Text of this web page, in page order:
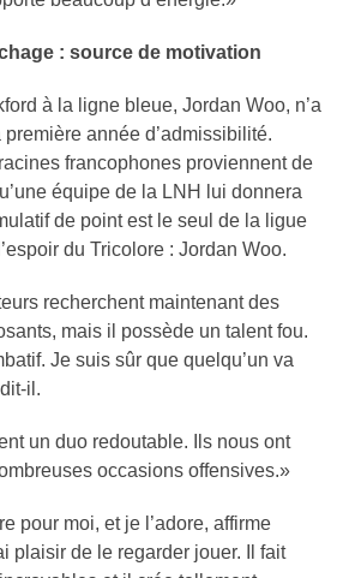
: source de motivation
à la ligne bleue, Jordan Woo, n’a
année d’admissibilité.
francophones proviennent de
équipe de la LNH lui donnera
de point est le seul de la ligue
du Tricolore : Jordan Woo.
recherchent maintenant des
mais il possède un talent fou.
Je suis sûr que quelqu’un va
il.
un duo redoutable. Ils nous ont
occasions offensives.»
pour moi, et je l’adore, affirme
plaisir de le regarder jouer. Il fait